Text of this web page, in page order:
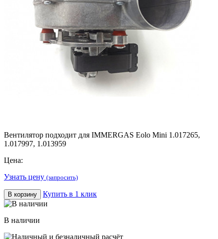
Вентилятор подходит для IMMERGAS Eolo Mini 1.017265,
1.017997, 1.013959
Цена:
Узнать цену (запросить)
В корзину Купить в 1 клик
В наличии